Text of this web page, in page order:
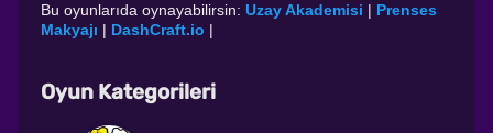
Bu oyunlarıda oynayabilirsin: Uzay Akademisi | Prenses
Makyajı | DashCraft.io |
Oyun Kategorileri